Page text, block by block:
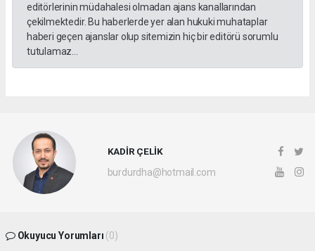
editörlerinin müdahalesi olmadan ajans kanallarından
çekilmektedir. Bu haberlerde yer alan hukuki muhataplar
haberi geçen ajanslar olup sitemizin hiç bir editörü sorumlu
tutulamaz...
KADİR ÇELİK
burdurdha@hotmail.com
Okuyucu Yorumları (0)